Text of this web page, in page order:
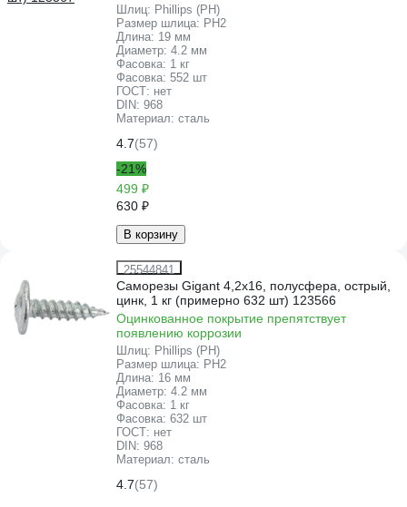
Шлиц: Phillips (PH)
Размер шлица: PH2
Длина: 19 мм
Диаметр: 4.2 мм
Фасовка: 1 кг
Фасовка: 552 шт
ГОСТ: нет
DIN: 968
Материал: сталь
4.7(57)
-21%
499 ₽
630 ₽
В корзину
25544841
Саморезы Gigant 4,2x16, полусфера, острый,
цинк, 1 кг (примерно 632 шт) 123566
Оцинкованное покрытие препятствует
появлению коррозии
Шлиц: Phillips (PH)
Размер шлица: PH2
Длина: 16 мм
Диаметр: 4.2 мм
Фасовка: 1 кг
Фасовка: 632 шт
ГОСТ: нет
DIN: 968
Материал: сталь
4.7(57)